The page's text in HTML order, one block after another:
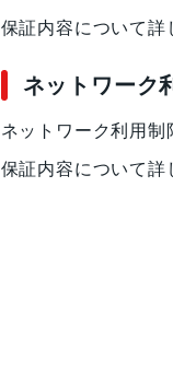
保証内容について詳
ネットワーク
ネットワーク利用制
保証内容について詳